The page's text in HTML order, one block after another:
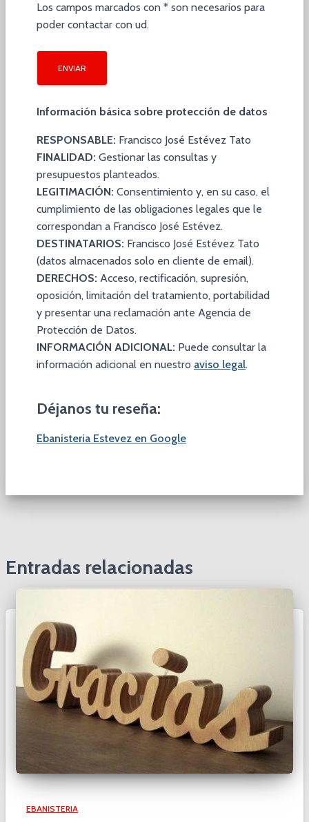
Los campos marcados con * son necesarios para
poder contactar con ud.
Información básica sobre protección de datos
RESPONSABLE: Francisco José Estévez Tato
FINALIDAD: Gestionar las consultas y
presupuestos planteados.
LEGITIMACIÓN: Consentimiento y, en su caso, el
cumplimiento de las obligaciones legales que le
correspondan a Francisco José Estévez.
DESTINATARIOS: Francisco José Estévez Tato
(datos almacenados solo en cliente de email).
DERECHOS: Acceso, rectificación, supresión,
oposición, limitación del tratamiento, portabilidad
y presentar una reclamación ante Agencia de
Protección de Datos.
INFORMACIÓN ADICIONAL: Puede consultar la
información adicional en nuestro aviso legal.
Déjanos tu reseña:
Ebanisteria Estevez en Google
Entradas relacionadas
EBANISTERIA